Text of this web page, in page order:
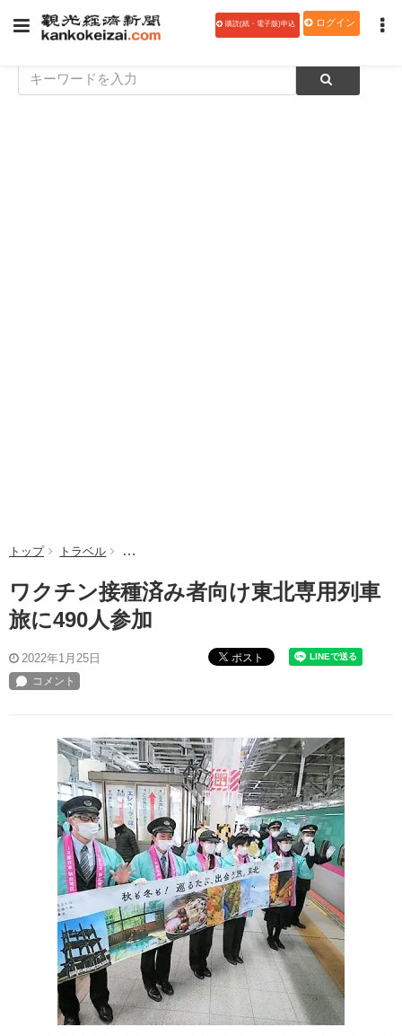
購読(紙・電子版)申込 ログイン
トップ トラベル ワクチン接種済み者向け東北専用列車旅に490人参加
ワクチン接種済み者向け東北専用列車
旅に490人参加
2022年1月25日 ポスト